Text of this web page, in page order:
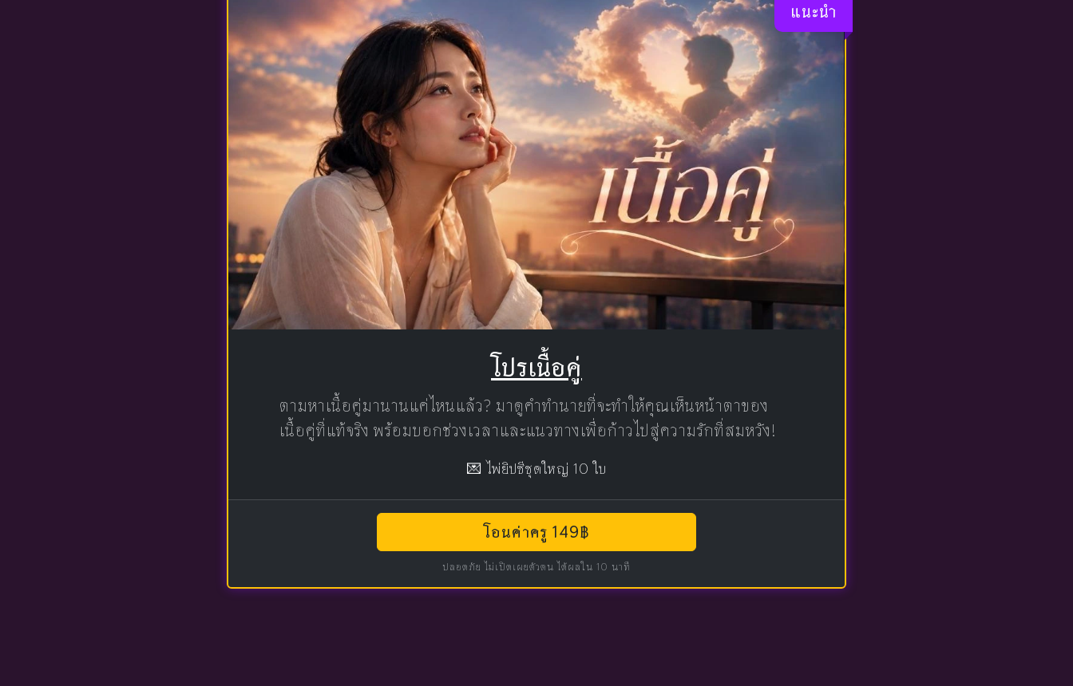
แนะนำ
โปรเนื้อคู่
ตามหาเนื้อคู่มานานแค่ไหนแล้ว? มาดูคำทำนายที่จะทำให้คุณเห็นหน้าตาของ
เนื้อคู่ที่แท้จริง พร้อมบอกช่วงเวลาและแนวทางเพื่อก้าวไปสู่ความรักที่สมหวัง!
💌 ไพ่ยิปซีชุดใหญ่ 10 ใบ
โอนค่าครู 149฿
ปลอดภัย ไม่เปิดเผยตัวตน ได้ผลใน 10 นาที